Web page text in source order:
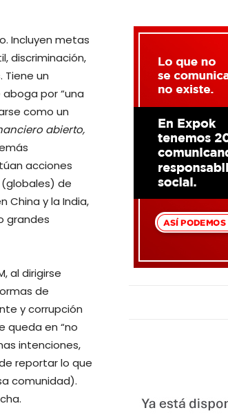
Incluyen metas
discriminación,
un
por “una
como un
abierto,
acciones
de
China y la India,
grandes
al dirigirse
de
y corrupción
queda en “no
intenciones,
reportar lo que
comunidad).